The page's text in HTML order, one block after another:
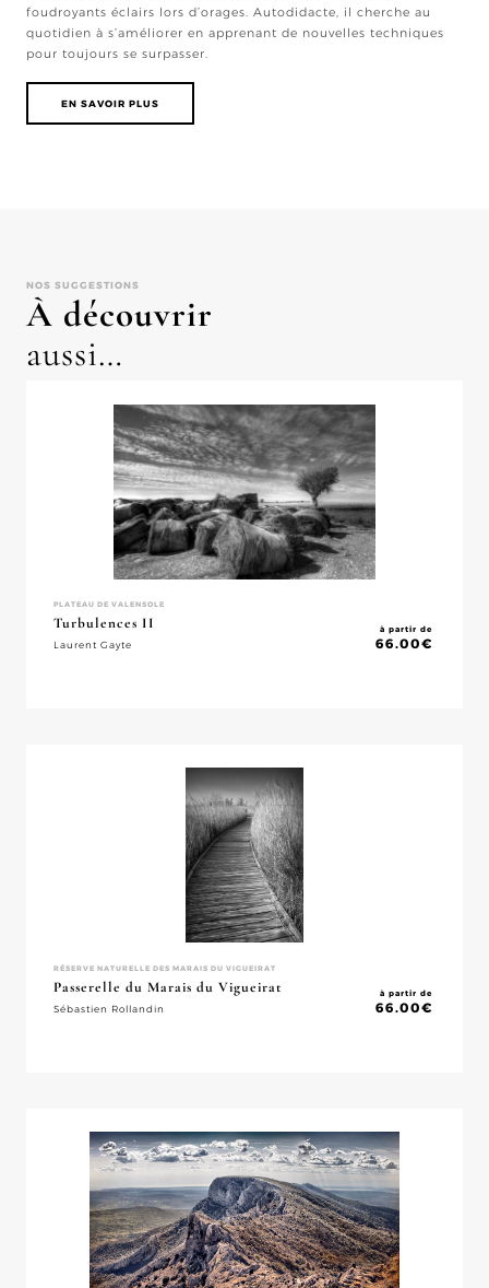
foudroyants éclairs lors d’orages. Autodidacte, il cherche au
quotidien à s’améliorer en apprenant de nouvelles techniques
pour toujours se surpasser.
EN SAVOIR PLUS
NOS SUGGESTIONS
À découvrir
aussi…
PLATEAU DE VALENSOLE
Turbulences II
Laurent Gayte
à partir de
66.00€
RÉSERVE NATURELLE DES MARAIS DU VIGUEIRAT
Passerelle du Marais du Vigueirat
Sébastien Rollandin
à partir de
66.00€